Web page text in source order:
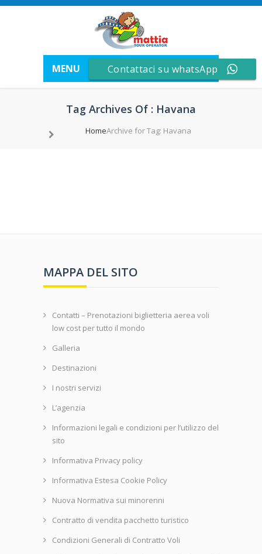
MENU
Tag Archives Of : Havana
HomeArchive for Tag: Havana
Mag
Dic
Mag
MAPPA DEL SITO
Contatti – Prenotazioni biglietteria aerea voli
low cost per tutto il mondo
Galleria
Destinazioni
I nostri servizi
L’agenzia
Informazioni legali e condizioni per l’utilizzo del
sito
Informativa Privacy policy
Informativa Estesa Cookie Policy
Nuova Normativa sui minorenni
Contratto di vendita pacchetto turistico
Condizioni Generali di Contratto Voli
Contattaci su whatsApp